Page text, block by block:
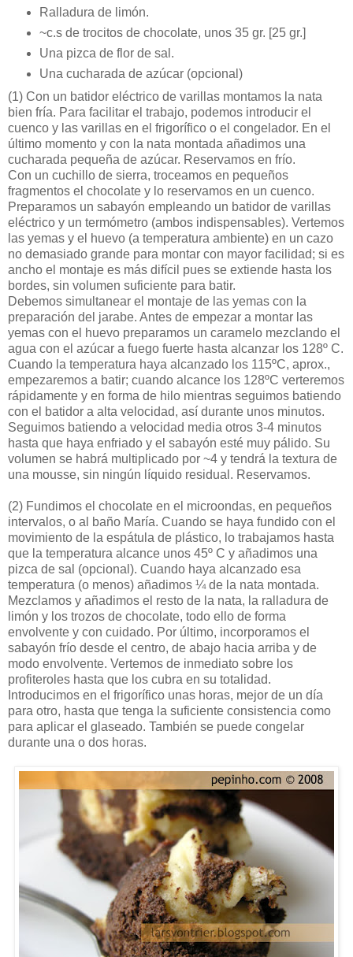
Ralladura de limón.
~c.s de trocitos de chocolate, unos 35 gr. [25 gr.]
Una pizca de flor de sal.
Una cucharada de azúcar (opcional)
(1) Con un batidor eléctrico de varillas montamos la nata
bien fría. Para facilitar el trabajo, podemos introducir el
cuenco y las varillas en el frigorífico o el congelador. En el
último momento y con la nata montada añadimos una
cucharada pequeña de azúcar. Reservamos en frío.
Con un cuchillo de sierra, troceamos en pequeños
fragmentos el chocolate y lo reservamos en un cuenco.
Preparamos un sabayón empleando un batidor de varillas
eléctrico y un termómetro (ambos indispensables). Vertemos
las yemas y el huevo (a temperatura ambiente) en un cazo
no demasiado grande para montar con mayor facilidad; si es
ancho el montaje es más difícil pues se extiende hasta los
bordes, sin volumen suficiente para batir.
Debemos simultanear el montaje de las yemas con la
preparación del jarabe. Antes de empezar a montar las
yemas con el huevo preparamos un caramelo mezclando el
agua con el azúcar a fuego fuerte hasta alcanzar los 128º C.
Cuando la temperatura haya alcanzado los 115ºC, aprox.,
empezaremos a batir; cuando alcance los 128ºC verteremos
rápidamente y en forma de hilo mientras seguimos batiendo
con el batidor a alta velocidad, así durante unos minutos.
Seguimos batiendo a velocidad media otros 3-4 minutos
hasta que haya enfriado y el sabayón esté muy pálido. Su
volumen se habrá multiplicado por ~4 y tendrá la textura de
una mousse, sin ningún líquido residual. Reservamos.
(2) Fundimos el chocolate en el microondas, en pequeños
intervalos, o al baño María. Cuando se haya fundido con el
movimiento de la espátula de plástico, lo trabajamos hasta
que la temperatura alcance unos 45º C y añadimos una
pizca de sal (opcional). Cuando haya alcanzado esa
temperatura (o menos) añadimos ¼ de la nata montada.
Mezclamos y añadimos el resto de la nata, la ralladura de
limón y los trozos de chocolate, todo ello de forma
envolvente y con cuidado. Por último, incorporamos el
sabayón frío desde el centro, de abajo hacia arriba y de
modo envolvente. Vertemos de inmediato sobre los
profiteroles hasta que los cubra en su totalidad.
Introducimos en el frigorífico unas horas, mejor de un día
para otro, hasta que tenga la suficiente consistencia como
para aplicar el glaseado. También se puede congelar
durante una o dos horas.